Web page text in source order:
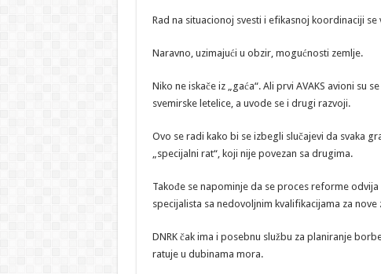
Rad na situacionoj svesti i efikasnoj koordinaciji
Naravno, uzimajući u obzir, mogućnosti zemlje.
Niko ne iskače iz „gaća“. Ali prvi AVAKS avioni su
svemirske letelice, a uvode se i drugi razvoji.
Ovo se radi kako bi se izbegli slučajevi da svaka
„specijalni rat“, koji nije povezan sa drugima.
Takođe se napominje da se proces reforme
specijalista sa nedovoljnim kvalifikacijama za
DNRK čak ima i posebnu službu za planiranje
ratuje u dubinama mora.